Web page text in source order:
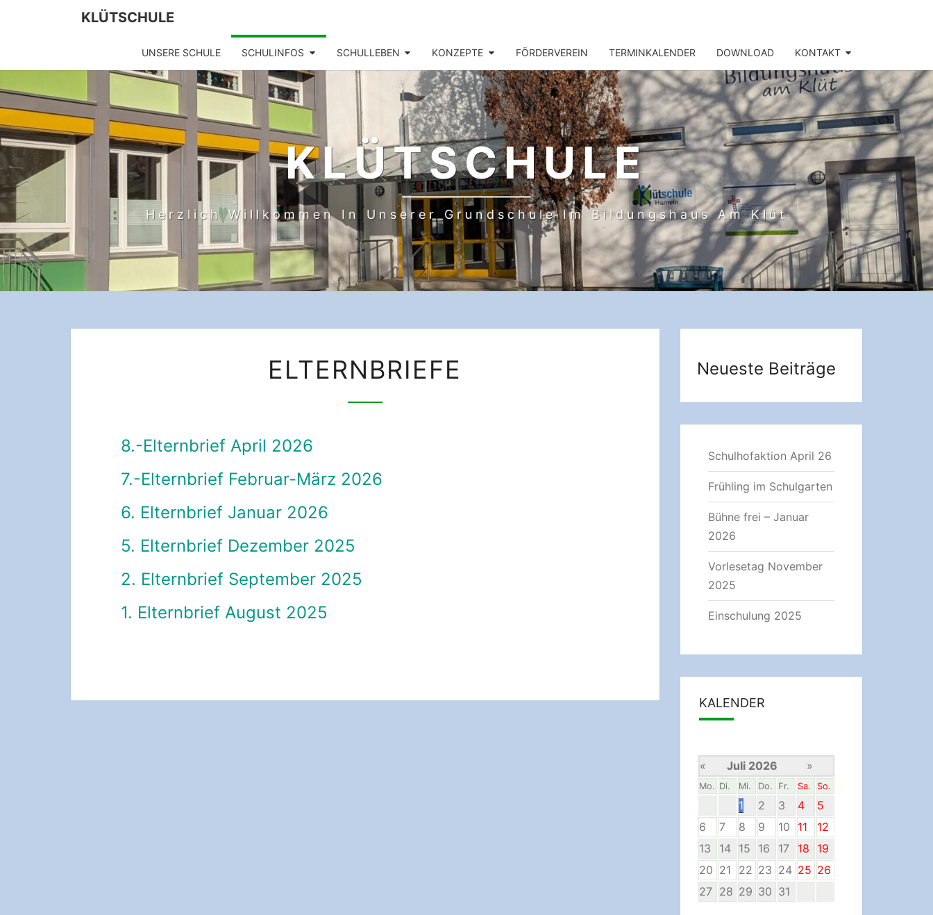
KLÜTSCHULE
UNSERE SCHULE SCHULINFOS SCHULLEBEN KONZEPTE FÖRDERVEREIN TERMINKALENDER DOWNLOAD KONTAKT
KLÜTSCHULE
Herzlich Willkommen In Unserer Grundschule Im Bildungshaus Am Klüt
ELTERNBRIEFE
8.-Elternbrief April 2026
7.-Elternbrief Februar-März 2026
6. Elternbrief Januar 2026
5. Elternbrief Dezember 2025
2. Elternbrief September 2025
1. Elternbrief August 2025
Neueste Beiträge
Schulhofaktion April 26
Frühling im Schulgarten
Bühne frei – Januar
2026
Vorlesetag November
2025
Einschulung 2025
KALENDER
« Juli 2026 »
Mo. Di. Mi. Do. Fr. Sa. So.
1 2 3 4
5
6
7 8 9 10 11
12
13
14 15 16 17 18
19
20 21 22 23 24 25 26
27 28 29 30 31